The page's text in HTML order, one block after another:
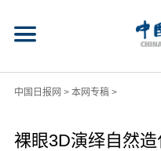
中国日报网 > 本网专稿>
裸眼3D演绎自然